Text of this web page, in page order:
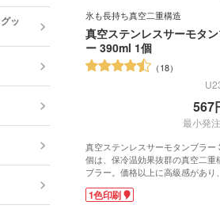
氷も長持ち真空二重構造
真空ステンレスサーモタン
ー 390ml 1個
18
567
最小発
真空ステンレスサーモタンブラー
個は、保冷温効果抜群の真空二重
ブラー。価格以上に高級感があり
記念品などのノベルティに大人気
に馴染む安定感ある丸みをおびた
1色印刷
短納期ボールペン
記念品 ステーショナリ
ー・文房具
記念品 写真立て・フ
記念品 印鑑ケース・
記念品 傘・日傘
オリジナルハンドタオル
オリジナルバスタオル
短納期オリジナルタオ
時計
ッ
モバイルバッテリー
モバイル スマホケース
防災セット・非常持出